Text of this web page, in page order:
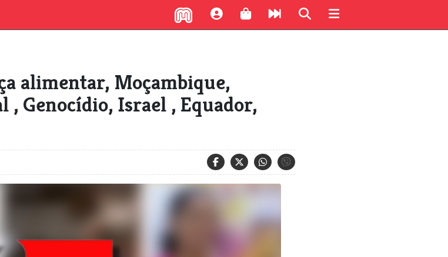
alimentar, Moçambique,
Genocídio, Israel , Equador,